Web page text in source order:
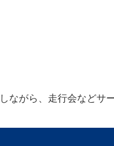
がら、走行会などサ